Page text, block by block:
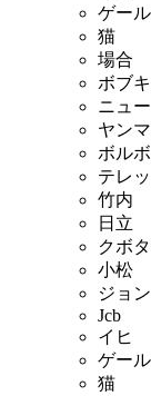
ゲール
猫
場合
ボブ
ニュ
ヤン
ボルボ
テレ
竹内
日立
クボタ
小松
ジョ
Jcb
イヒ
ゲール
猫